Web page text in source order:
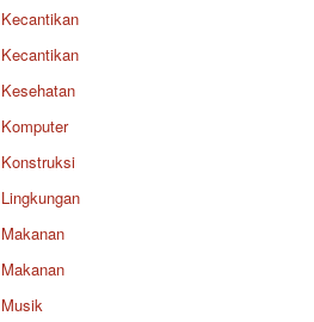
Kecantikan
Kecantikan
Kesehatan
Komputer
Konstruksi
Lingkungan
Makanan
Makanan
Musik